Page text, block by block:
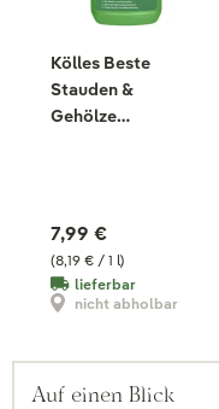
Kölles Beste
Stauden &
Gehölze
(8,19 € / 1 l)
7,99 €
lieferbar
nicht abholbar
Auf einen Blick